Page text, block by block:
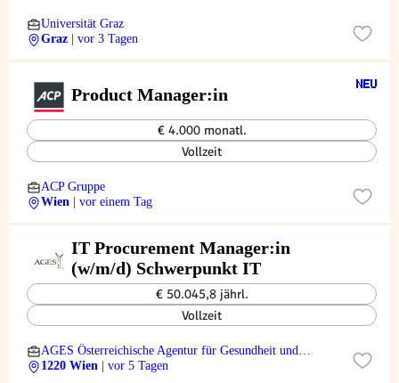
Universität Graz
Graz
| vor 3 Tagen
Product Manager:in
€ 4.000 monatl.
Vollzeit
ACP Gruppe
Wien
| vor einem Tag
IT Procurement Manager:in
(w/m/d) Schwerpunkt IT
€ 50.045,8 jährl.
Vollzeit
AGES Österreichische Agentur für Gesundheit und
Ernährungssicherheit
1220 Wien | vor 5 Tagen